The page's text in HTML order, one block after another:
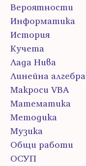
Вероятности
Информатика
История
Кучета
Лада Нива
Линейна алгебра
Макроси VBA
Математика
Методика
Музика
Общи работи
ОСУП